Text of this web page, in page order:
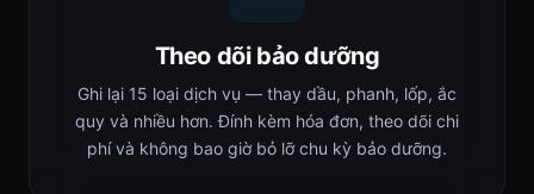
Theo dõi bảo dưỡng
Ghi lại 15 loại dịch vụ — thay dầu, phanh, lốp, ắc
quy và nhiều hơn. Đính kèm hóa đơn, theo dõi chi
phí và không bao giờ bỏ lỡ chu kỳ bảo dưỡng.